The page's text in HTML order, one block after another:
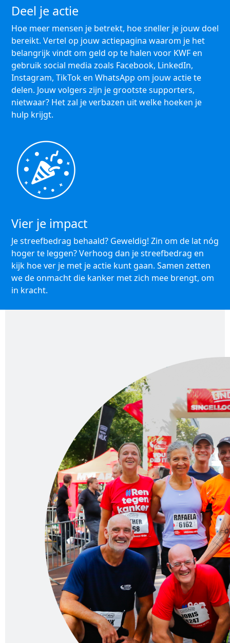
Deel je actie
Hoe meer mensen je betrekt, hoe sneller je jouw doel
bereikt. Vertel op jouw actiepagina waarom je het
belangrijk vindt om geld op te halen voor KWF en
gebruik social media zoals Facebook, LinkedIn,
Instagram, TikTok en WhatsApp om jouw actie te
delen. Jouw volgers zijn je grootste supporters,
nietwaar? Het zal je verbazen uit welke hoeken je
hulp krijgt.
Vier je impact
Je streefbedrag behaald? Geweldig! Zin om de lat nóg
hoger te leggen? Verhoog dan je streefbedrag en
kijk hoe ver je met je actie kunt gaan. Samen zetten
we de onmacht die kanker met zich mee brengt, om
in kracht.